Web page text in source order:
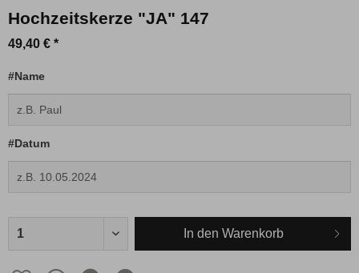
Hochzeitskerze "JA" 147
49,40 € *
#Name
#Datum
In den Warenkorb